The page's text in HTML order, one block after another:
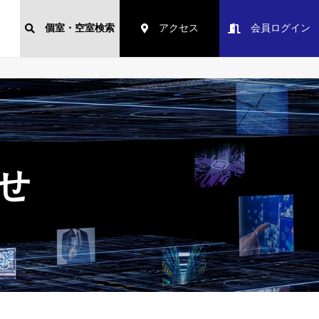
個室・空室検索 アクセス 会員ログイン